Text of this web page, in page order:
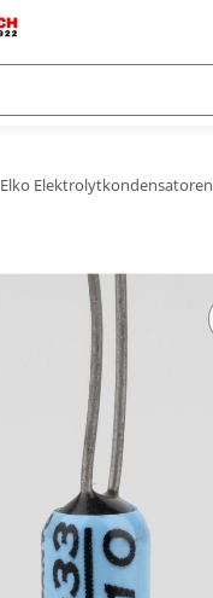
Elko Elektrolytkondensatoren